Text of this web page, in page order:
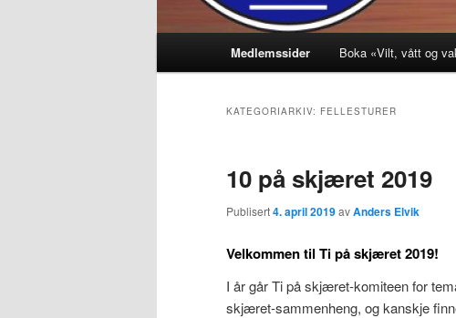
Medlemssider Boka «Vilt, vått og
KATEGORIARKIV: FELLESTURER
10 på skjæret 2019
Publisert4. april 2019avAnders Elvik
Velkommen til Ti på skjæret 2019!
I år går Ti på skjæret-komiteen for
skjæret-sammenheng, og kanskje